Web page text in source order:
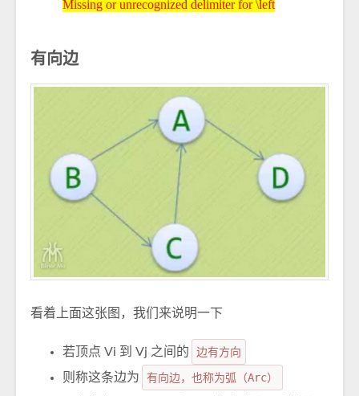
Missing or unrecognized delimiter for \left
有向边
看着上面这张图，我们来说明一下
若顶点 Vi 到 Vj 之间的
边有方向
则称这条边为
有向边，也称为弧（Arc）